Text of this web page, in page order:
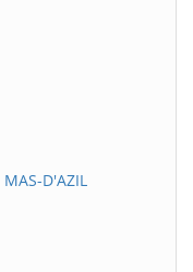
D'AZIL